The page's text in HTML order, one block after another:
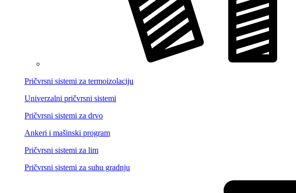
Pričvrsni sistemi za termoizolaciju
Univerzalni pričvrsni sistemi
Pričvrsni sistemi za drvo
Ankeri i mašinski program
Pričvrsni sistemi za lim
Pričvrsni sistemi za suhu gradnju